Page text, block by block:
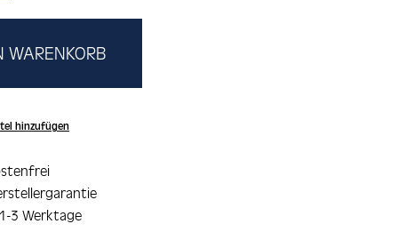
WARENKORB
hinzufügen
3 Werktage